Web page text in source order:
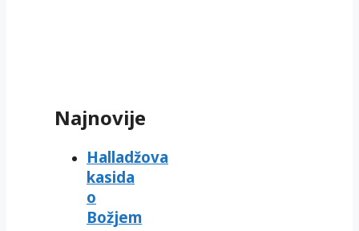
Najnovije
Halladžova
kasida
o
Božjem